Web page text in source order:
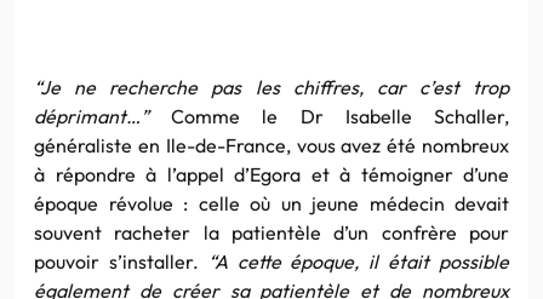
“Je ne recherche pas les chiffres, car c’est trop
déprimant…”Comme le Dr Isabelle Schaller,
généraliste en Ile-de-France, vous avez été nombreux
à répondre à l’appel d’Egora et à témoigner d’une
époque révolue : celle où un jeune médecin devait
souvent racheter la patientèle d’un confrère pour
pouvoir s’installer. “A cette époque, il était possible
également de créer sa patientèle et de nombreux